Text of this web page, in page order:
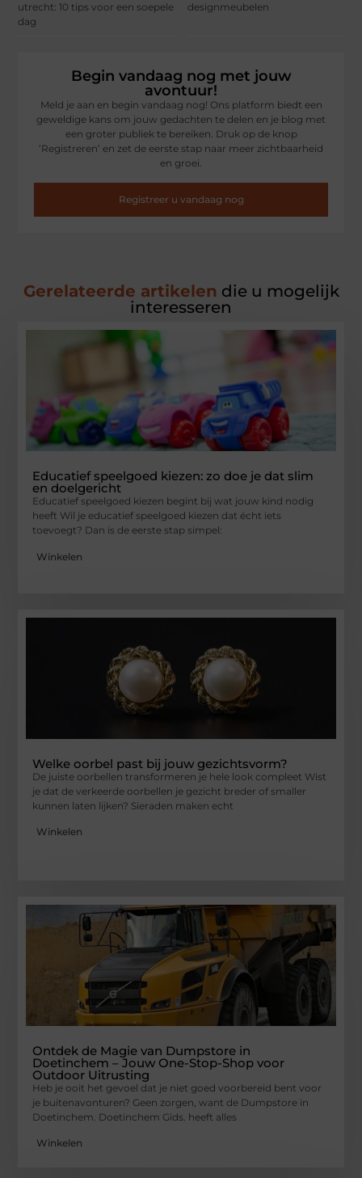
utrecht: 10 tips voor een soepele
dag
designmeubelen
Begin vandaag nog met jouw
avontuur!
Meld je aan en begin vandaag nog! Ons platform biedt een
geweldige kans om jouw gedachten te delen en je blog met
een groter publiek te bereiken. Druk op de knop
‘Registreren’ en zet de eerste stap naar meer zichtbaarheid
en groei.
Registreer u vandaag nog
Gerelateerde artikelen die u mogelijk
interesseren
Educatief speelgoed kiezen: zo doe je dat slim
en doelgericht
Educatief speelgoed kiezen begint bij wat jouw kind nodig
heeft Wil je educatief speelgoed kiezen dat écht iets
toevoegt? Dan is de eerste stap simpel:
Winkelen
Welke oorbel past bij jouw gezichtsvorm?
De juiste oorbellen transformeren je hele look compleet Wist
je dat de verkeerde oorbellen je gezicht breder of smaller
kunnen laten lijken? Sieraden maken echt
Winkelen
Ontdek de Magie van Dumpstore in
Doetinchem – Jouw One-Stop-Shop voor
Outdoor Uitrusting
Heb je ooit het gevoel dat je niet goed voorbereid bent voor
je buitenavonturen? Geen zorgen, want de Dumpstore in
Doetinchem. Doetinchem Gids. heeft alles
Winkelen